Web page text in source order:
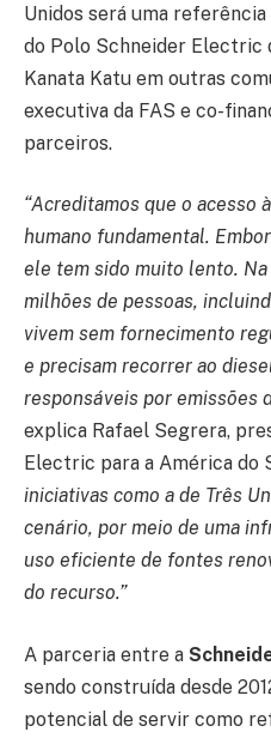
Unidos será uma
do Polo Schneider Electric
Kanata Katu em outras
executiva da FAS e co-
parceiros.
“Acreditamos que o acesso
humano fundamental.
ele tem sido muito lento.
milhões de pessoas,
vivem sem fornecimento
e precisam recorrer ao
responsáveis por emissões
explica Rafael Segrera,
Electric para a América do
iniciativas como a de Três
cenário, por meio de uma
uso eficiente de fontes
do recurso.”
A parceria entre a
sendo construída desde
potencial de servir como